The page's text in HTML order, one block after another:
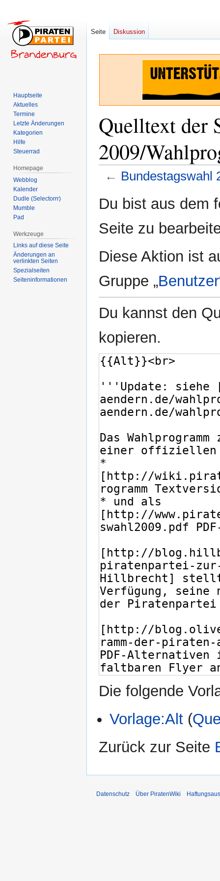
Quelltext der
2009/
← Bundestagswahl
Navigation
Suche
Du bist aus dem
Seite zu
Diese Aktion ist
Gruppe „Benutzer
Du kannst den
kopieren.
Die folgende
Vorlage:Alt (
Zurück zur Seite
Seite Diskussion
Hauptseite
Aktuelles
Termine
Letzte Änderungen
Kategorien
Hilfe
Steuerrad
Homepage
Webblog
Kalender
Dudle (Selectorrr)
Mumble
Pad
Werkzeuge
Links auf diese Seite
Änderungen an
verlinkten Seiten
Spezialseiten
Seiten­­informationen
Datenschutz Über PiratenWiki